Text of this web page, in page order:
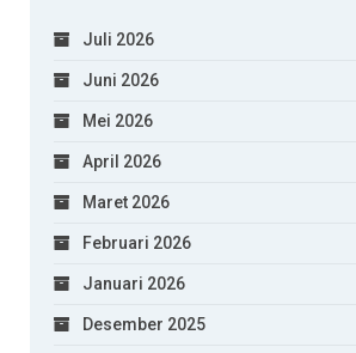
Juli 2026
Juni 2026
Mei 2026
April 2026
Maret 2026
Februari 2026
Januari 2026
Desember 2025